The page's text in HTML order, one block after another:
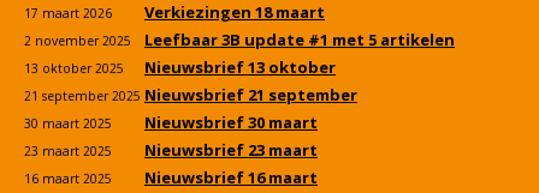
17 maart 2026 Verkiezingen 18 maart
2 november 2025 Leefbaar 3B update #1 met 5 artikelen
13 oktober 2025 Nieuwsbrief 13 oktober
21 september 2025 Nieuwsbrief 21 september
30 maart 2025 Nieuwsbrief 30 maart
23 maart 2025 Nieuwsbrief 23 maart
16 maart 2025 Nieuwsbrief 16 maart